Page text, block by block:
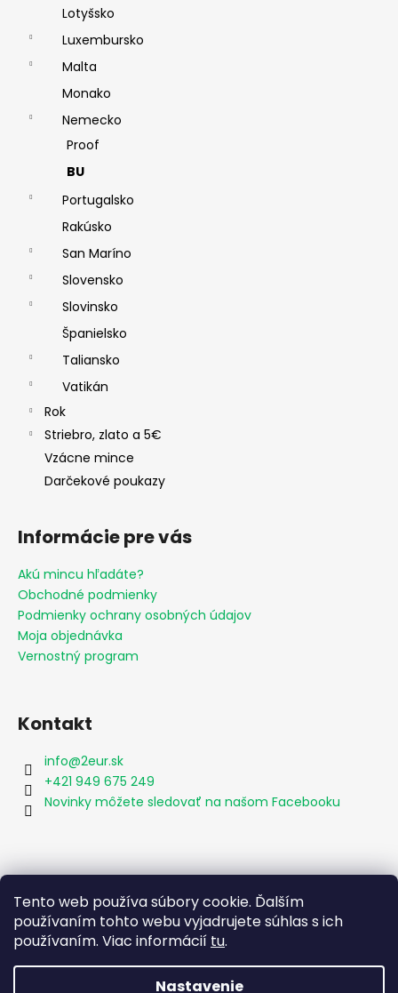
Tento web používa súbory cookie. Ďalším
používaním tohto webu vyjadrujete súhlas s ich
používaním. Viac informácií tu.
Nastavenie
Lotyšsko
Luxembursko
Malta
Monako
Nemecko
Proof
BU
Portugalsko
Rakúsko
San Maríno
Slovensko
Slovinsko
Španielsko
Taliansko
Vatikán
Rok
Striebro, zlato a 5€
Vzácne mince
Darčekové poukazy
Informácie pre vás
Akú mincu hľadáte?
Obchodné podmienky
Podmienky ochrany osobných údajov
Moja objednávka
Vernostný program
Kontakt
info@2eur.sk
+421 949 675 249
Novinky môžete sledovať na našom Facebooku